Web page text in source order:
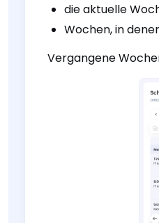
die aktuelle
Wochen, in
Vergangene